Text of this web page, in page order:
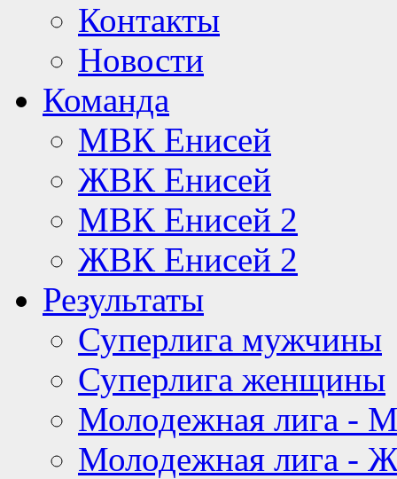
Контакты
Новости
Команда
МВК Енисей
ЖВК Енисей
МВК Енисей 2
ЖВК Енисей 2
Результаты
Суперлига мужчины
Суперлига женщины
Молодежная лига -
Молодежная лига -